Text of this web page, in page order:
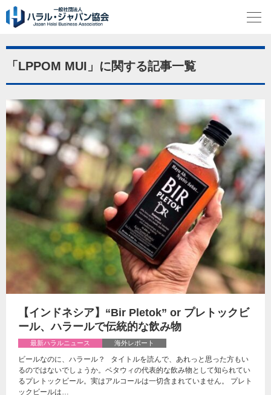
「LPPOM MUI」に関する記事一覧
【インドネシア】“Bir Pletok” or プレトックビ
ール、ハラールで伝統的な飲み物
最新ハラルニュース 海外レポート
ビールなのに、ハラール？ タイトルを読んで、あれっと思った方もい
るのではないでしょうか。ベタウィの代表的な飲み物として知られてい
るプレトックビール。実はアルコールは一切含まれていません。 プレト
ックビールは…